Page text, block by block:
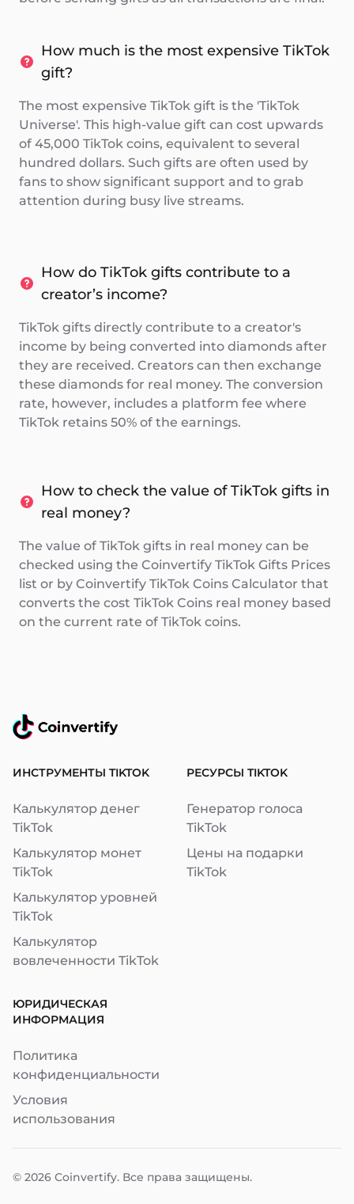
How much is the most expensive TikTok
gift?
The most expensive TikTok gift is the 'TikTok
Universe'. This high-value gift can cost upwards
of 45,000 TikTok coins, equivalent to several
hundred dollars. Such gifts are often used by
fans to show significant support and to grab
attention during busy live streams.
How do TikTok gifts contribute to a
creator’s income?
TikTok gifts directly contribute to a creator's
income by being converted into diamonds after
they are received. Creators can then exchange
these diamonds for real money. The conversion
rate, however, includes a platform fee where
TikTok retains 50% of the earnings.
How to check the value of TikTok gifts in
real money?
The value of TikTok gifts in real money can be
checked using the Coinvertify TikTok Gifts Prices
list or by Coinvertify TikTok Coins Calculator that
converts the cost TikTok Coins real money based
on the current rate of TikTok coins.
ИНСТРУМЕНТЫ TIKTOK
Калькулятор денег
TikTok
Калькулятор монет
TikTok
Калькулятор уровней
TikTok
Калькулятор
вовлеченности TikTok
РЕСУРСЫ TIKTOK
Генератор голоса
TikTok
Цены на подарки
TikTok
ЮРИДИЧЕСКАЯ
ИНФОРМАЦИЯ
Политика
конфиденциальности
Условия
использования
© 2026 Coinvertify. Все права защищены.